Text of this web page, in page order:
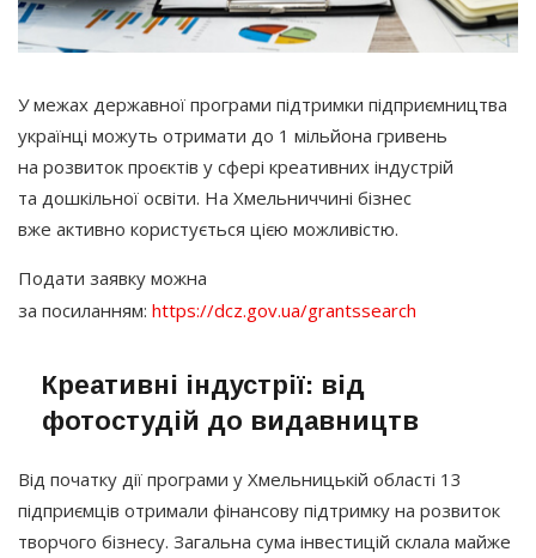
У межах державної програми підтримки підприємництва
українці можуть отримати до 1 мільйона гривень
на розвиток проєктів у сфері креативних індустрій
та дошкільної освіти. На Хмельниччині бізнес
вже активно користується цією можливістю.
Подати заявку можна
за посиланням: https://dcz.gov.ua/grantssearch
Креативні індустрії: від
фотостудій до видавництв
Від початку дії програми у Хмельницькій області 13
підприємців отримали фінансову підтримку на розвиток
творчого бізнесу. Загальна сума інвестицій склала майже